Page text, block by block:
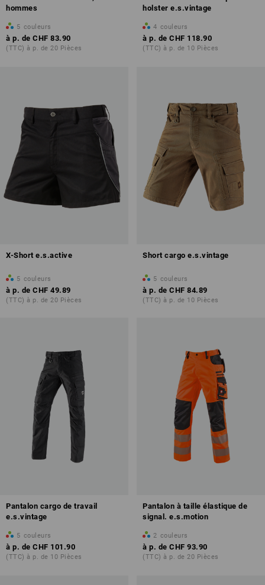
hommes
5 couleurs
à p. de CHF 83.90
(TTC) à p. de 20 Pièces
holster e.s.vintage
4 couleurs
à p. de CHF 118.90
(TTC) à p. de 10 Pièces
X-Short e.s.active
5 couleurs
à p. de CHF 49.89
(TTC) à p. de 20 Pièces
Short cargo e.s.vintage
5 couleurs
à p. de CHF 84.89
(TTC) à p. de 10 Pièces
Pantalon cargo de travail
e.s.vintage
5 couleurs
à p. de CHF 101.90
(TTC) à p. de 10 Pièces
Pantalon à taille élastique de
signal. e.s.motion
2 couleurs
à p. de CHF 93.90
(TTC) à p. de 20 Pièces